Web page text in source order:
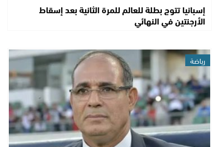
إسبانيا تتوج بطلة للعالم للمرة الثانية بعد إسقاط
الأرجنتين في النهائي
رياضة